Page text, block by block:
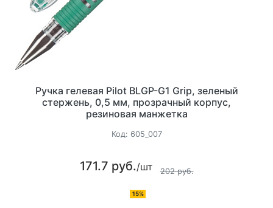
Ручка гелевая Pilot BLGP-G1 Grip, зеленый
стержень, 0,5 мм, прозрачный корпус,
резиновая манжетка
Код: 605_007
171.7 руб./шт 202 руб.
15%